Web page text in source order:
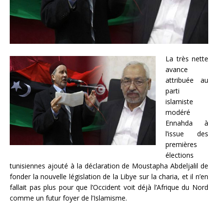
La très nette
avance
attribuée au
parti
islamiste
modéré
Ennahda à
l’issue des
premières
élections
tunisiennes ajouté à la déclaration de Moustapha Abdeljalil de
fonder la nouvelle législation de la Libye sur la charia, et il n’en
fallait pas plus pour que l’Occident voit déjà l’Afrique du Nord
comme un futur foyer de l’Islamisme.